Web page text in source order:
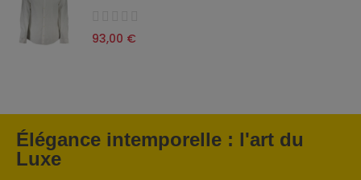
93,00 €
Élégance intemporelle : l'art du
Luxe